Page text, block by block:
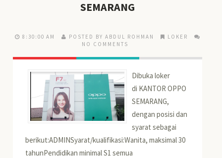
SEMARANG
8:30:00 AM POSTED BY ABDUL ROHMAN
LOKER
NO COMMENTS
Dibuka loker
di KANTOR OPPO
SEMARANG,
dengan posisi dan
syarat sebagai
berikut:ADMINSyarat/kualifikasi:Wanita, maksimal 30
tahunPendidikan minimal S1 semua